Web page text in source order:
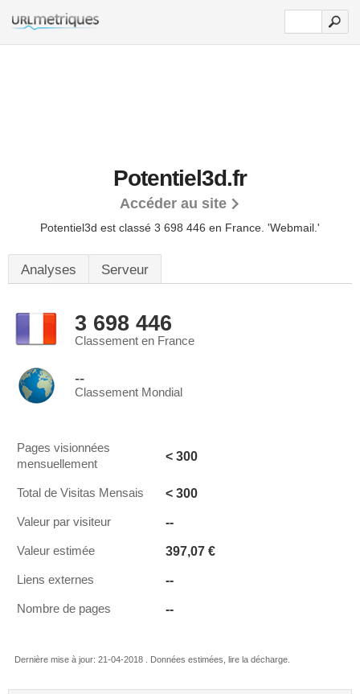
Potentiel3d.fr
Accéder au site
Potentiel3d est classé 3 698 446 en France. 'Webmail.'
Analyses Serveur
3 698 446
Classement en France
--
Classement Mondial
Pages visionnées
mensuellement
< 300
Total de Visitas Mensais < 300
Valeur par visiteur --
Valeur estimée 397,07 €
Liens externes --
Nombre de pages --
Dernière mise à jour: 21-04-2018 . Données estimées, lire la décharge.